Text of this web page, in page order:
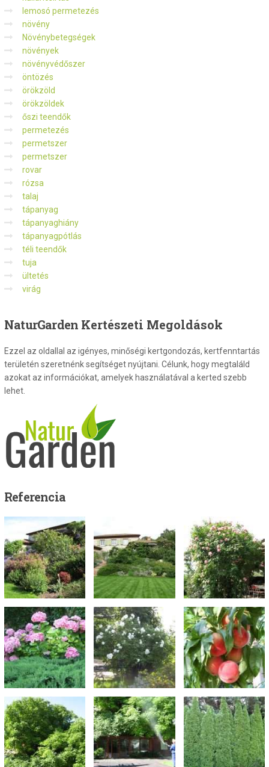
lemosó permetezés
növény
Növénybetegségek
növények
növényvédőszer
öntözés
örökzöld
örökzöldek
őszi teendők
permetezés
permetszer
permetszer
rovar
rózsa
talaj
tápanyag
tápanyaghiány
tápanyagpótlás
téli teendők
tuja
ültetés
virág
NaturGarden Kertészeti Megoldások
Ezzel az oldallal az igényes, minőségi kertgondozás, kertfenntartás
területén szeretnénk segítséget nyújtani. Célunk, hogy megtaláld
azokat az információkat, amelyek használatával a kerted szebb
lehet.
Referencia